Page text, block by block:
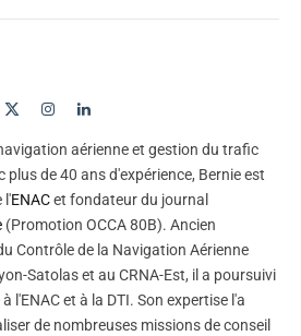
InstagramLinkedIn
aérienne et gestion du trafic
plus de 40 ans d'expérience, Bernie est
l'ENACet fondateur du journal
(Promotion OCCA 80B). Ancien
Contrôle de la Navigation Aérienne
Satolas et au CRNA-Est, il a poursuivi
l'ENAC et à la DTI. Son expertise l'a
de nombreuses missions de conseil